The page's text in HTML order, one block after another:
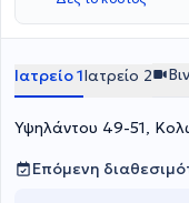
Νευρολογική Κλινική
Ταμείου Στρατού
Μονάδας
Ψυχικής
ΙΝΙΜΑ Μεγάρων. Είναι
αντιμετωπίζονται
ίλιγγος, αγγειακά
Alzheimer.
Ιατρείο 1Ιατρείο 2
Υψηλάντου 49-51,
Επόμενη